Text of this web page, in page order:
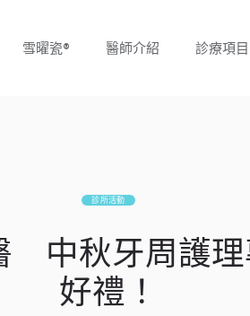
雪曜瓷® 醫師介紹 診療項目
診所活動
中秋牙周護
好禮！